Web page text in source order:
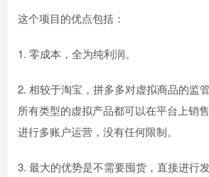
这个项目的优点包括：
1. 零成本，全为纯利润。
2. 相较于淘宝，拼多多对虚拟商品的监
所有类型的虚拟产品都可以在平台上销
进行多账户运营，没有任何限制。
3. 最大的优势是不需要囤货，直接进行